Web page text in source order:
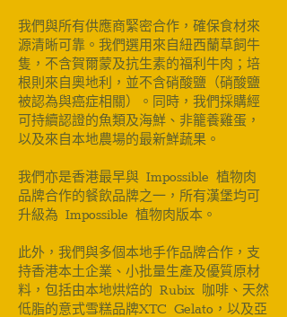
我們與所有供應商緊密合作，確保食材來
源清晰可靠。我們選用來自紐西蘭草飼牛
隻，不含賀爾蒙及抗生素的福利牛肉；培
根則來自奧地利，並不含硝酸鹽（硝酸鹽
被認為與癌症相關）。同時，我們採購經
可持續認證的魚類及海鮮、非籠養雞蛋，
以及來自本地農場的最新鮮蔬果。
我們亦是香港最早與 Impossible 植物肉
品牌合作的餐飲品牌之一，所有漢堡均可
升級為 Impossible 植物肉版本。
此外，我們與多個本地手作品牌合作，支
持香港本土企業、小批量生產及優質原材
料，包括由本地烘焙的 Rubix 咖啡、天然
低脂的意式雪糕品牌XTC Gelato，以及亞